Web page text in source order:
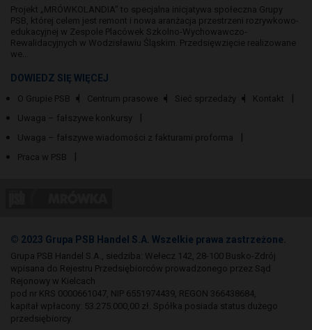
Projekt „MRÓWKOLANDIA” to specjalna inicjatywa społeczna Grupy
PSB, której celem jest remont i nowa aranżacja przestrzeni rozrywkowo-
edukacyjnej w Zespole Placówek Szkolno-Wychowawczo-
Rewalidacyjnych w Wodzisławiu Śląskim. Przedsięwzięcie realizowane
we...
DOWIEDZ SIĘ WIĘCEJ
O Grupie PSB Centrum prasowe Sieć sprzedaży
Kontakt
Uwaga – fałszywe konkursy
Uwaga – fałszywe wiadomości z fakturami proforma
Praca w PSB
© 2023 Grupa PSB Handel S.A. Wszelkie prawa zastrzeżone.
Grupa PSB Handel S.A., siedziba: Wełecz 142, 28-100 Busko-Zdrój
wpisana do Rejestru Przedsiębiorców prowadzonego przez Sąd
Rejonowy w Kielcach
pod nr KRS 0000661047, NIP 6551974439, REGON 366438684,
kapitał wpłacony: 53.275.000,00 zł. Spółka posiada status dużego
przedsiębiorcy.